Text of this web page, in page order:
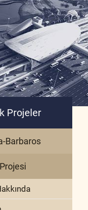
Projeler
Barbaros